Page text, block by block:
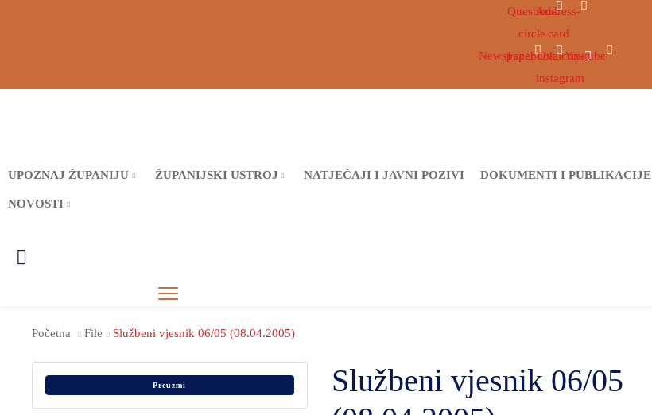
Question-
circle
Address-
card
Newspaper
FacebookOvaicon-
instagram
Youtube
UPOZNAJ ŽUPANIJU ŽUPANIJSKI USTROJ NATJEČAJI I JAVNI POZIVI DOKUMENTI I PUBLIKACIJE
NOVOSTI
Početna File Službeni vjesnik 06/05 (08.04.2005)
Preuzmi
Službeni vjesnik 06/05